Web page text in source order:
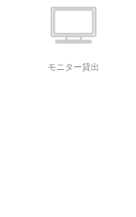
モニター貸出